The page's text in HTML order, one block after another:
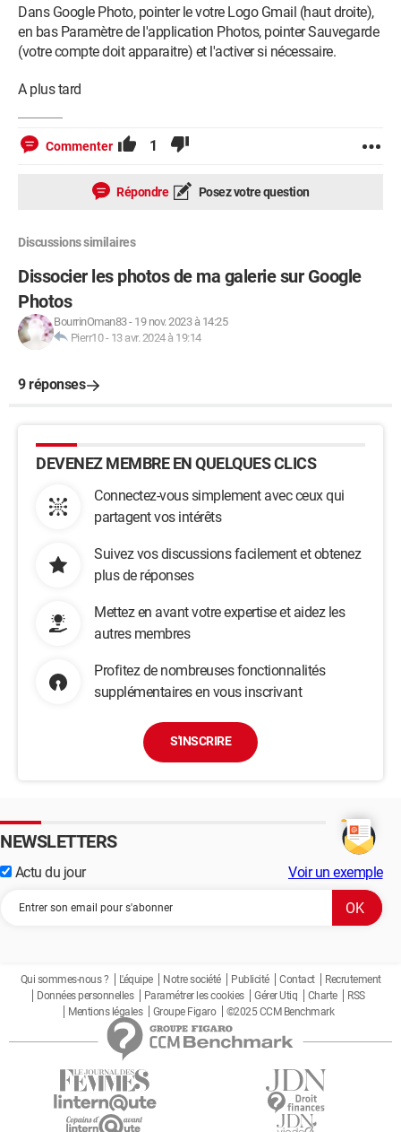
Dans Google Photo, pointer le votre Logo Gmail (haut droite),
en bas Paramètre de l'application Photos, pointer Sauvegarde
(votre compte doit apparaitre) et l'activer si nécessaire.
A plus tard
Commenter 1
Répondre Posez votre question
Discussions similaires
Dissocier les photos de ma galerie sur Google
Photos
BourrinOman83- 19 nov. 2023 à 14:25
Pierr10- 13 avr. 2024 à 19:14
9 réponses
DEVENEZ MEMBRE EN QUELQUES CLICS
Connectez-vous simplement avec ceux qui
partagent vos intérêts
Suivez vos discussions facilement et obtenez
plus de réponses
Mettez en avant votre expertise et aidez les
autres membres
Profitez de nombreuses fonctionnalités
supplémentaires en vous inscrivant
S'INSCRIRE
NEWSLETTERS
Actu du jour Voir un exemple
Qui sommes-nous ? L'équipe Notre société Publicité Contact
Recrutement
Données personnelles
Paramétrer les cookies Gérer Utiq Charte
RSS
Mentions légales
Groupe Figaro ©2025 CCM Benchmark